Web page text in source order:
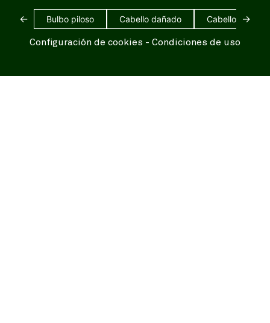
← Bulbo piloso Cabello dañado Cabello blanco
→
Configuración de cookies - Condiciones de uso